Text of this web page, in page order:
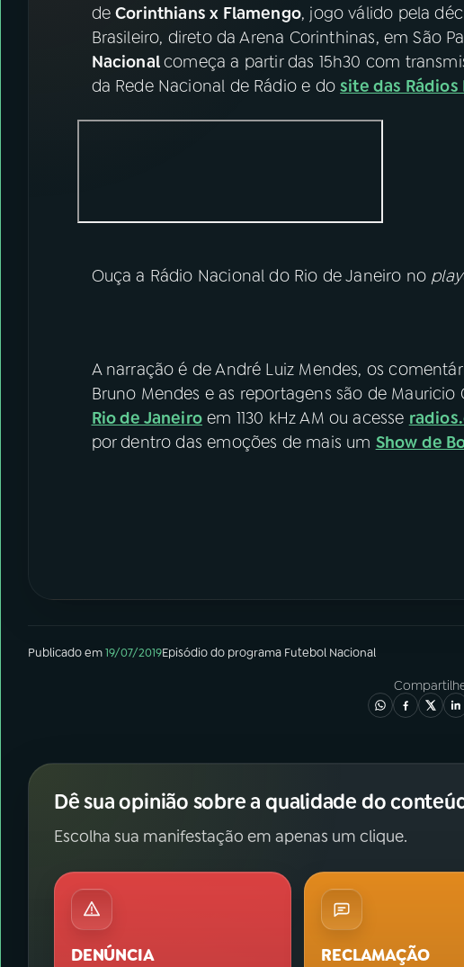
Instagram X
deCorinthians x Flamengo, jogo válido pela
Brasileiro, direto da Arena Corinthinas, em São
Nacionalcomeça a partir das 15h30 com
da Rede Nacional de Rádio e dosite das Rádios
Ouça a Rádio Nacional do Rio de Janeiro no
A narração é de André Luiz Mendes, os
Bruno Mendes e as reportagens são de Mauricio
Rio de Janeiro em 1130 kHz AM ou acesse
por dentro das emoções de mais um Show de
Publicado em19/07/2019Episódiodo programa Futebol Nacional
Dê sua opinião sobre a qualidade do
Escolha sua manifestação em apenas um clique.
DENÚNCIA RECLAMAÇÃO